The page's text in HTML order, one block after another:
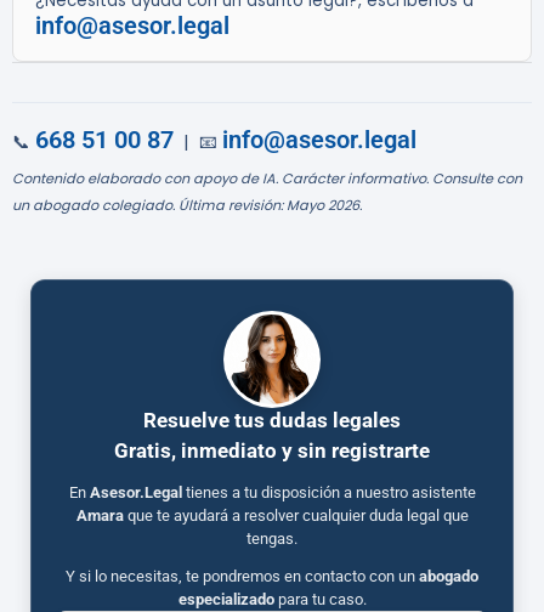
info@asesor.legal
📞 668 51 00 87 | 📧 info@asesor.legal
Contenido elaborado con apoyo de IA. Carácter informativo. Consulte con
un abogado colegiado. Última revisión: Mayo 2026.
Resuelve tus dudas legales
Gratis, inmediato y sin registrarte
En Asesor.Legal tienes a tu disposición a nuestro asistente
Amaraque te ayudará a resolver cualquier duda legal que
tengas.
Y si lo necesitas, te pondremos en contacto con un abogado
especializadopara tu caso.